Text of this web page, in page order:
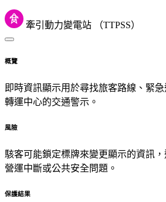
牽引動力變電站 （TTPSS）
概覽
即時資訊顯示用於尋找旅客路線、緊
轉運中心的交通警示。
風險
駭客可能鎖定標牌來變更顯示的資訊
營運中斷或公共安全問題。
保護結果